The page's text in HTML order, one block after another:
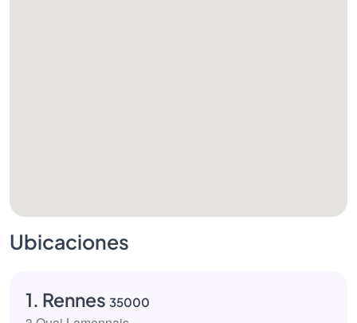
Ubicaciones
1. Rennes 35000